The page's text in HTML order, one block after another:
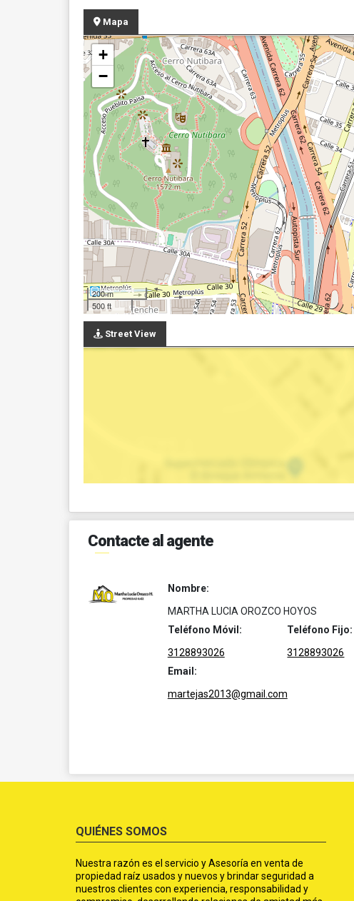
Mapa
+
−
200 m
500 ft
Street View
Contacte al agente
Nombre:
MARTHA LUCIA OROZCO HOYOS
Teléfono Móvil:
3128893026
Teléfono Fijo:
3128893026
Email:
martejas2013@gmail.com
QUIÉNES SOMOS
Nuestra razón es el servicio y Asesoría en venta de
propiedad raíz usados y nuevos y brindar seguridad a
nuestros clientes con experiencia, responsabilidad y